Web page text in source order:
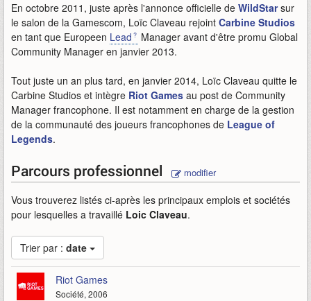
En octobre 2011, juste après l'annonce officielle de WildStarsur
le salon de la Gamescom, Loïc Claveau rejoint Carbine Studios
en tant que Europeen Lead
Manager avant d'être promu Global
Community Manager en janvier 2013.
Tout juste un an plus tard, en janvier 2014, Loïc Claveau quitte le
Carbine Studios et intègre Riot Games au post de Community
Manager francophone. Il est notamment en charge de la gestion
de la communauté des joueurs francophones de League of
Legends.
Parcours professionnel modifier
Vous trouverez listés ci-après les principaux emplois et sociétés
pour lesquelles a travaillé Loic Claveau.
Trier par : date
Riot Games
Société, 2006